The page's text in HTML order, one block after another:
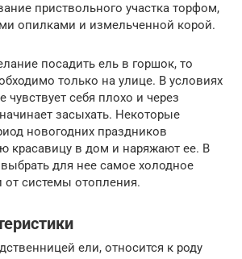
приствольного участка торфом,
опилками и измельченной корой.
посадить ель в горшок, то
только на улице. В условиях
чувствует себя плохо и через
засыхать. Некоторые
новогодних праздников
красавицу в дом и наряжают ее. В
для нее самое холодное
системы отопления.
ели, относится к роду